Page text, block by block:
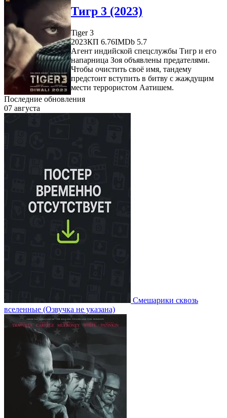
Тигр 3 (2023)
Tiger 3
2023КП 6.76IMDb 5.7
Агент индийской спецслужбы Тигр и его
напарница Зоя объявлены предателями.
Чтобы очистить своё имя, тандему
предстоит вступить в битву с жаждущим
мести террористом Аатишем.
Последние обновления
07 августа
Смешарики сквозь
вселенные (Озвучка не указана)